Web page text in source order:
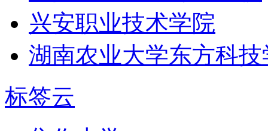
兴安职业技术学院
湖南农业大学东方科技
标签云